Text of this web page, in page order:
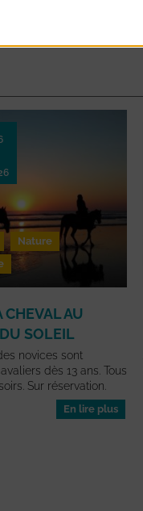
Nature
CHEVAL AU
SOLEIL
novices sont
dès 13 ans. Tous
Sur réservation.
En lire plus